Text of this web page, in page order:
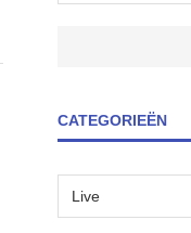
CATEGORIEËN